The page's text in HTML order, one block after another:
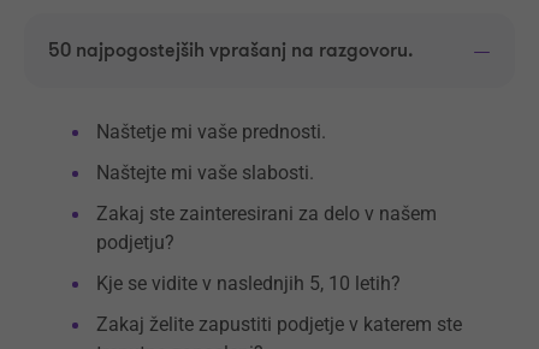
50 najpogostejših vprašanj na razgovoru.
Naštetje mi vaše prednosti.
Naštejte mi vaše slabosti.
Zakaj ste zainteresirani za delo v našem
podjetju?
Kje se vidite v naslednjih 5, 10 letih?
Zakaj želite zapustiti podjetje v katerem ste